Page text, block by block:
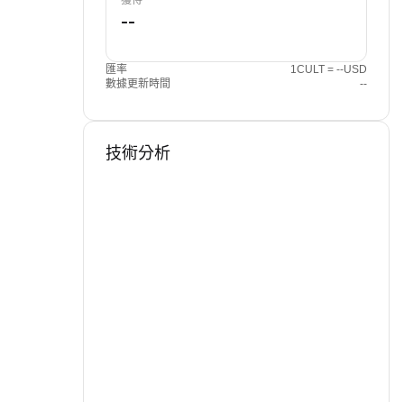
匯率
1CULT = --USD
數據更新時間
--
技術分析